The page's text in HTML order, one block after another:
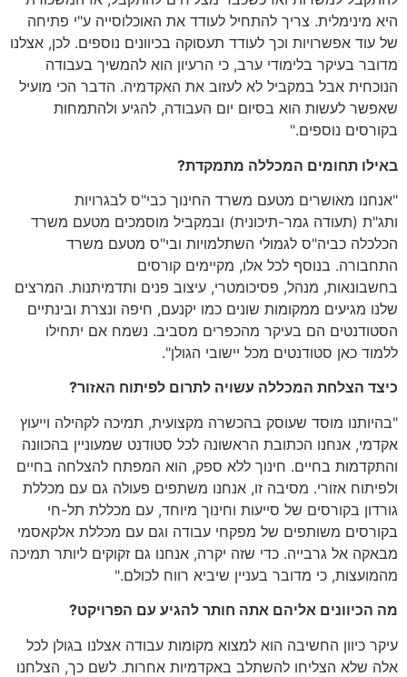
היא מינימלית. צריך להתחיל לעודד את האוכלוסייה ע"י פתיחה
של עוד אפשרויות וכך לעודד תעסוקה בכיוונים נוספים. לכן, אצלנו
מדובר בעיקר בלימודי ערב, כי הרעיון הוא להמשיך בעבודה
הנוכחית אבל במקביל לא לעזוב את האקדמיה. הדבר הכי מועיל
שאפשר לעשות הוא בסיום יום העבודה, להגיע ולהתמחות
בקורסים נוספים."
באילו תחומים המכללה מתמקדת?
"אנחנו מאושרים מטעם משרד החינוך כבי"ס לבגרויות
ותג"ת (תעודה גמר-תיכונית) ובמקביל מוסמכים מטעם משרד
הכלכלה כביה"ס לגמולי השתלמויות ובי"ס מטעם משרד
התחבורה. בנוסף לכל אלו, מקיימים קורסים
בחשבונאות, מנהל, פסיכומטרי, עיצוב פנים ותדמיתנות. המרצים
שלנו מגיעים ממקומות שונים כמו יקנעם, חיפה ונצרת ובינתיים
הסטודנטים הם בעיקר מהכפרים מסביב. נשמח אם יתחילו
ללמוד כאן סטודנטים מכל יישובי הגולן".
כיצד הצלחת המכללה עשויה לתרום לפיתוח האזור?
"בהיותנו מוסד שעוסק בהכשרה מקצועית, תמיכה לקהילה וייעוץ
אקדמי, אנחנו הכתובת הראשונה לכל סטודנט שמעוניין בהכוונה
והתקדמות בחיים. חינוך ללא ספק, הוא המפתח להצלחה בחיים
ולפיתוח אזורי. מסיבה זו, אנחנו משתפים פעולה גם עם מכללת
גורדון בקורסים של סייעות וחינוך מיוחד, עם מכללת תל-חי
בקורסים משותפים של מפקחי עבודה וגם עם מכללת אלקאסמי
מבאקה אל גרבייה. כדי שזה יקרה, אנחנו גם זקוקים ליותר תמיכה
מהמועצות, כי מדובר בעניין שיביא רווח לכולם."
מה הכיוונים אליהם אתה חותר להגיע עם הפרויקט?
עיקר כיוון החשיבה הוא למצוא מקומות עבודה אצלנו בגולן לכל
אלה שלא הצליחו להשתלב באקדמיות אחרות. לשם כך, הצלחנו